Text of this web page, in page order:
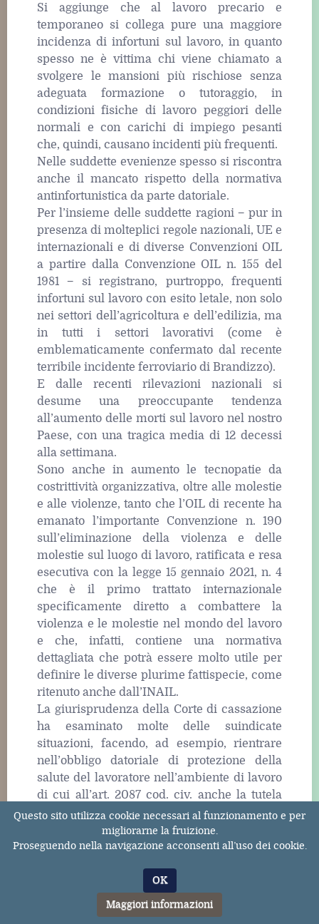
Si aggiunge che al lavoro precario e
temporaneo si collega pure una maggiore
incidenza di infortuni sul lavoro, in quanto
spesso ne è vittima chi viene chiamato a
svolgere le mansioni più rischiose senza
adeguata formazione o tutoraggio, in
condizioni fisiche di lavoro peggiori delle
normali e con carichi di impiego pesanti
che, quindi, causano incidenti più frequenti.
Nelle suddette evenienze spesso si riscontra
anche il mancato rispetto della normativa
antinfortunistica da parte datoriale.
Per l’insieme delle suddette ragioni − pur in
presenza di molteplici regole nazionali, UE e
internazionali e di diverse Convenzioni OIL
a partire dalla Convenzione OIL n. 155 del
1981 − si registrano, purtroppo, frequenti
infortuni sul lavoro con esito letale, non solo
nei settori dell’agricoltura e dell’edilizia, ma
in tutti i settori lavorativi (come è
emblematicamente confermato dal recente
terribile incidente ferroviario di Brandizzo).
E dalle recenti rilevazioni nazionali si
desume una preoccupante tendenza
all’aumento delle morti sul lavoro nel nostro
Paese, con una tragica media di 12 decessi
alla settimana.
Sono anche in aumento le tecnopatie da
costrittività organizzativa, oltre alle molestie
e alle violenze, tanto che l’OIL di recente ha
emanato l’importante Convenzione n. 190
sull’eliminazione della violenza e delle
molestie sul luogo di lavoro, ratificata e resa
esecutiva con la legge 15 gennaio 2021, n. 4
che è il primo trattato internazionale
specificamente diretto a combattere la
violenza e le molestie nel mondo del lavoro
e che, infatti, contiene una normativa
dettagliata che potrà essere molto utile per
definire le diverse plurime fattispecie, come
ritenuto anche dall’INAIL.
La giurisprudenza della Corte di cassazione
ha esaminato molte delle suindicate
situazioni, facendo, ad esempio, rientrare
nell’obbligo datoriale di protezione della
salute del lavoratore nell’ambiente di lavoro
di cui all’art. 2087 cod. civ. anche la tutela
contro le tecnopatie da costrittività
organizzativa, con la precisazione che essa
si può configurare sia in presenza di
attuati dal datore di lavoro nei confronti di
un dipendente, sia in caso di una condotta
datoriale che colposamente consenta il
Questo sito utilizza cookie necessari al funzionamento e per
migliorarne la fruizione.
Proseguendo nella navigazione acconsenti all’uso dei cookie.
OK
Maggiori informazioni